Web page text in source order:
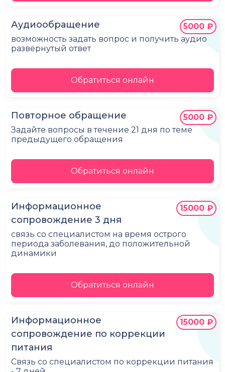
Аудиообращение
возможность задать вопрос и получить аудио
развёрнутый ответ
5000 ₽
Обратиться онлайн
Повторное обращение
Задайте вопросы в течение 21 дня по теме
предыдущего обращения
5000 ₽
Обратиться онлайн
Информационное
сопровождение 3 дня
связь со специалистом на время острого
периода заболевания, до положительной
динамики
15000 ₽
Обратиться онлайн
Информационное
сопровождение по коррекции
питания
Связь со специалистом по коррекции питания
15000 ₽